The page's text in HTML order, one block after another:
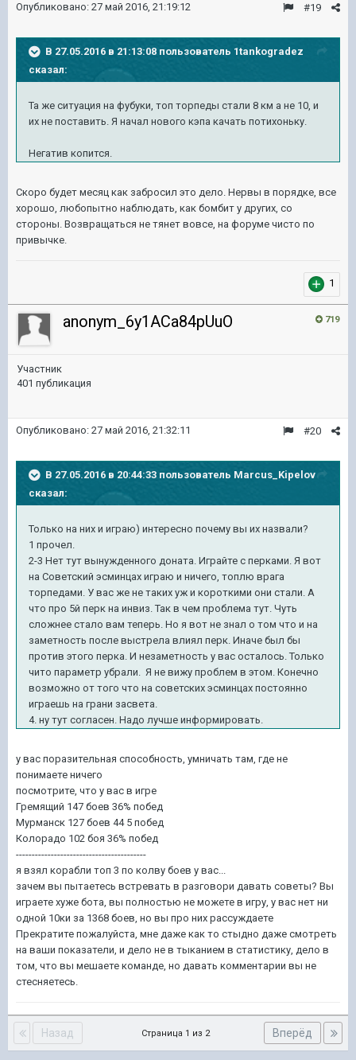
#19
Опубликовано: 27 май 2016, 21:19:12
В 27.05.2016 в 21:13:08 пользователь 1tankogradez
сказал:
Та же ситуация на фубуки, топ торпеды стали 8 км а не 10, и
их не поставить. Я начал нового кэпа качать потихоньку.
Негатив копится.
Скоро будет месяц как забросил это дело. Нервы в порядке, все
хорошо, любопытно наблюдать, как бомбит у других, со
стороны. Возвращаться не тянет вовсе, на форуме чисто по
привычке.
1
719
anonym_6y1ACa84pUuO
Участник
401 публикация
#20
Опубликовано: 27 май 2016, 21:32:11
В 27.05.2016 в 20:44:33 пользователь Marcus_Kipelov
сказал:
Только на них и играю) интересно почему вы их назвали?
1 прочел.
2-3 Нет тут вынужденного доната. Играйте с перками. Я вот
на Советский эсминцах играю и ничего, топлю врага
торпедами. У вас же не таких уж и короткими они стали. А
что про 5й перк на инвиз. Так в чем проблема тут. Чуть
сложнее стало вам теперь. Но я вот не знал о том что и на
заметность после выстрела влиял перк. Иначе был бы
против этого перка. И незаметность у вас осталось. Только
чито параметр убрали. Я не вижу проблем в этом. Конечно
возможно от того что на советских эсминцах постоянно
играешь на грани засвета.
4. ну тут согласен. Надо лучше информировать.
у вас поразительная способность, умничать там, где не
понимаете ничего
посмотрите, что у вас в игре
Гремящий 147 боев 36% побед
Мурманск 127 боев 44 5 побед
Колорадо 102 боя 36% побед
-----------------------------------------
я взял корабли топ 3 по колву боев у вас...
зачем вы пытаетесь встревать в разговори давать советы? Вы
играете хуже бота, вы полностью не можете в игру, у вас нет ни
одной 10ки за 1368 боев, но вы про них рассуждаете
Прекратите пожалуйста, мне даже как то стыдно даже смотреть
на ваши показатели, и дело не в тыканием в статистику, дело в
том, что вы мешаете команде, но давать комментарии вы не
стесняетесь.
Назад Вперёд
Страница 1 из 2